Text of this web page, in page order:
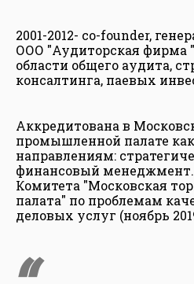
2001-2012- co-founder,
ООО "Аудиторская фирма
области общего аудита,
консалтинга, паевых
Аккредитована в
промышленной палате
направлениям:
финансовый менеджмент.
Комитета "Московская
палата" по проблемам
деловых услуг (ноябрь